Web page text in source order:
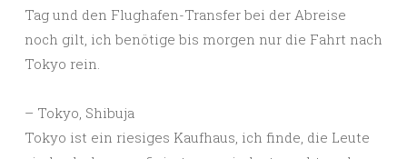
Tag und den Flughafen-Transfer bei der Abreise
noch gilt, ich benötige bis morgen nur die Fahrt nach
Tokyo rein.
– Tokyo, Shibuja
Tokyo ist ein riesiges Kaufhaus, ich finde, die Leute